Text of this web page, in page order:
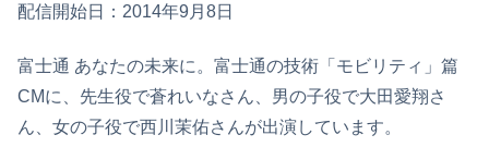
配信開始日：2014年9月8日
富士通 あなたの未来に。富士通の技術「モビリティ」篇
CMに、先生役で蒼れいなさん、男の子役で大田愛翔さ
ん、女の子役で西川茉佑さんが出演しています。